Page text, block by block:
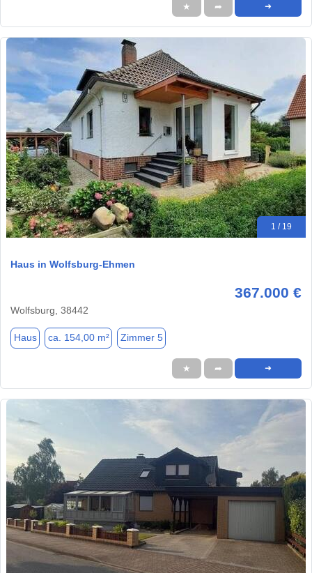
★ ➦ ➜
1 / 19
Haus in Wolfsburg-Ehmen
367.000 €
Wolfsburg, 38442
Haus ca. 154,00 m² Zimmer 5
★ ➦ ➜